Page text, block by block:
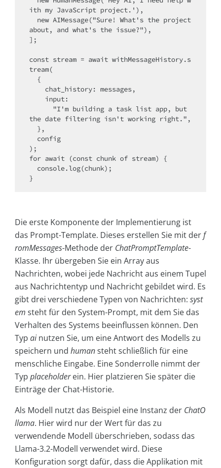
ith my JavaScript project.'),
about, and what's the issue?"),
];
const stream = await withMessageHistory.s
tream(
the date filtering isn't working right.",
);
for await (const chunk of stream) {
Die erste Komponente der Implementierung ist
das Prompt-Template. Dieses erstellen Sie mit derf
romMessages-Methode der ChatPromptTemplate-
Klasse. Ihr übergeben Sie ein Array aus
Nachrichten, wobei jede Nachricht aus einem Tupel
aus Nachrichtentyp und Nachricht gebildet wird. Es
gibt drei verschiedene Typen von Nachrichten: syst
em steht für den System-Prompt, mit dem Sie das
Verhalten des Systems beeinflussen können. Den
Typ ai nutzen Sie, um eine Antwort des Modells zu
speichern und humansteht schließlich für eine
menschliche Eingabe. Eine Sonderrolle nimmt der
Typ placeholderein. Hier platzieren Sie später die
Einträge der Chat-Historie.
Als Modell nutzt das Beispiel eine Instanz der ChatO
llama. Hier wird nur der Wert für das zu
verwendende Modell überschrieben, sodass das
Llama-3.2-Modell verwendet wird. Diese
Konfiguration sorgt dafür, dass die Applikation mit